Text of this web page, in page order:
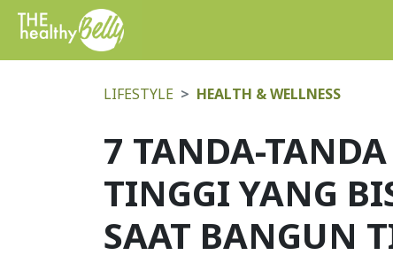
LIFESTYLE HEALTH & WELLNESS
7 TANDA-
TINGGI YANG
SAAT BANGUN